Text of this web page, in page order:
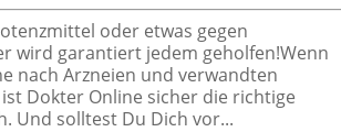
oder etwas gegen
wird garantiert jedem geholfen!Wenn
nach Arzneien und verwandten
Dokter Online sicher die richtige
Und solltest Du Dich vor...